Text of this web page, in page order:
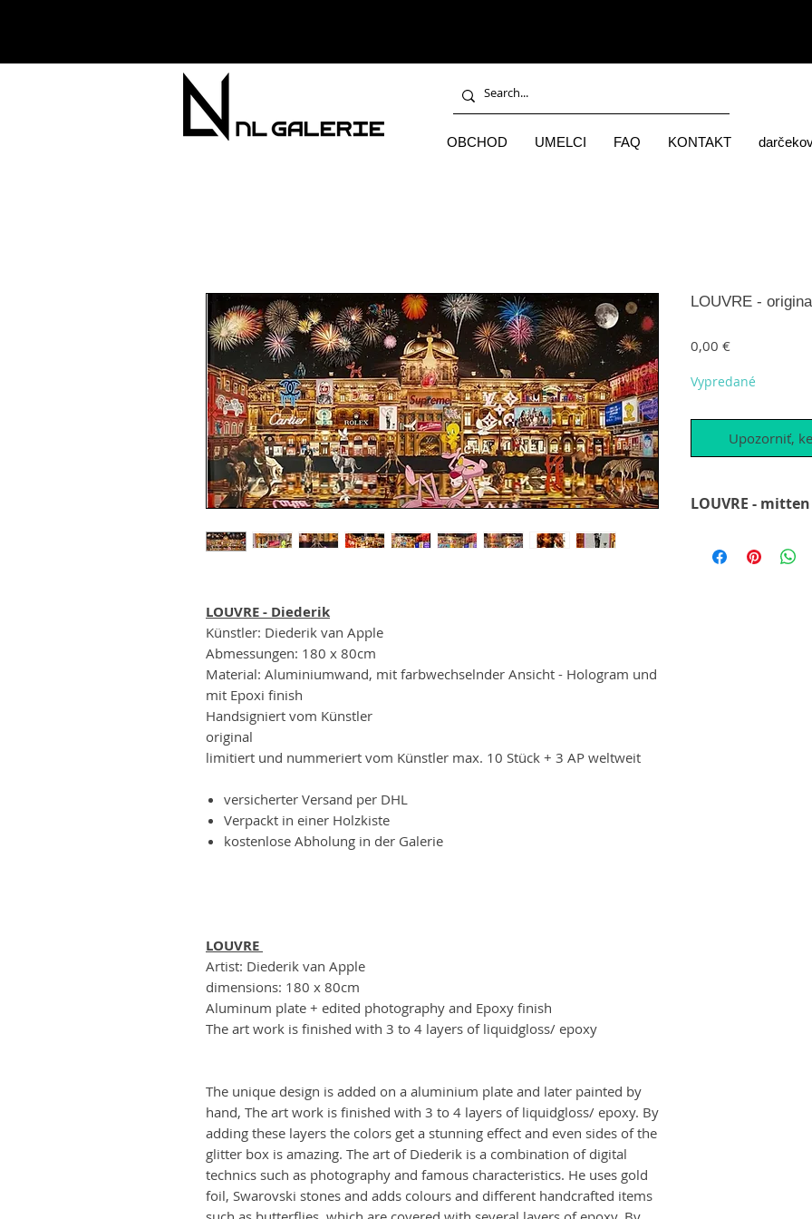
OBCHOD UMELCI FAQ KONTAKT
LOUVRE - Diederik
Künstler: Diederik van Apple
Abmessungen: 180 x 80cm
Material: Aluminiumwand, mit farbwechselnder Ansicht - Hologram und
mit Epoxi finish
Handsigniert vom Künstler
original
limitiert und nummeriert vom Künstler max. 10 Stück + 3 AP weltweit
versicherter Versand per DHL
Verpackt in einer Holzkiste
kostenlose Abholung in der Galerie
LOUVRE
Artist: Diederik van Apple
dimensions: 180 x 80cm
Aluminum plate + edited photography and Epoxy finish
The art work is finished with 3 to 4 layers of liquidgloss/ epoxy
The unique design is added on a aluminium plate and later painted by
hand, The art work is finished with 3 to 4 layers of liquidgloss/ epoxy. By
adding these layers the colors get a stunning effect and even sides of the
glitter box is amazing. The art of Diederik is a combination of digital
technics such as photography and famous characteristics. He uses gold
foil, Swarovski stones and adds colours and different handcrafted items
LOUVRE -
0,00 €Price
Vypredané
Upozorniť,
LOUVRE -
Kombination aus